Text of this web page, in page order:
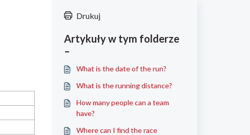
Drukuj
Artykuły w tym folderze
–
What is the date of the run?
What is the running distance?
How many people can a team
have?
Where can I find the race